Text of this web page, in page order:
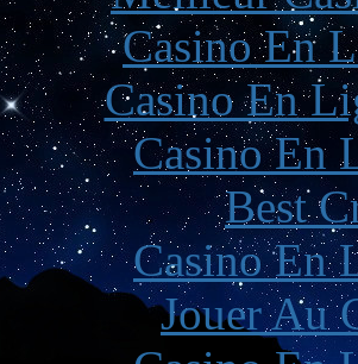
Casino En
Casino En
Casino En
Best
Casino En
Jouer Au